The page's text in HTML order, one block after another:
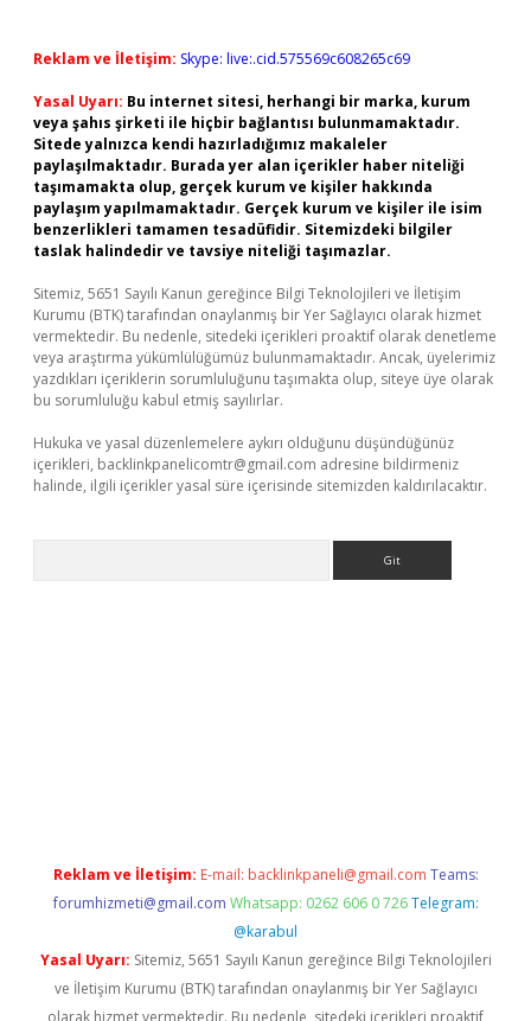
Reklam ve İletişim: Skype: live:.cid.575569c608265c69
Yasal Uyarı: Bu internet sitesi, herhangi bir marka, kurum
veya şahıs şirketi ile hiçbir bağlantısı bulunmamaktadır.
Sitede yalnızca kendi hazırladığımız makaleler
paylaşılmaktadır. Burada yer alan içerikler haber niteliği
taşımamakta olup, gerçek kurum ve kişiler hakkında
paylaşım yapılmamaktadır. Gerçek kurum ve kişiler ile isim
benzerlikleri tamamen tesadüfidir. Sitemizdeki bilgiler
taslak halindedir ve tavsiye niteliği taşımazlar.
Sitemiz, 5651 Sayılı Kanun gereğince Bilgi Teknolojileri ve İletişim
Kurumu (BTK) tarafından onaylanmış bir Yer Sağlayıcı olarak hizmet
vermektedir. Bu nedenle, sitedeki içerikleri proaktif olarak denetleme
veya araştırma yükümlülüğümüz bulunmamaktadır. Ancak, üyelerimiz
yazdıkları içeriklerin sorumluluğunu taşımakta olup, siteye üye olarak
bu sorumluluğu kabul etmiş sayılırlar.
Hukuka ve yasal düzenlemelere aykırı olduğunu düşündüğünüz
içerikleri, backlinkpanelicomtr@gmail.com adresine bildirmeniz
halinde, ilgili içerikler yasal süre içerisinde sitemizden kaldırılacaktır.
Reklam ve İletişim: E-mail: backlinkpaneli@gmail.com Teams:
forumhizmeti@gmail.com Whatsapp: 0262 606 0 726 Telegram:
@karabul
Yasal Uyarı: Sitemiz, 5651 Sayılı Kanun gereğince Bilgi Teknolojileri
ve İletişim Kurumu (BTK) tarafından onaylanmış bir Yer Sağlayıcı
olarak hizmet vermektedir. Bu nedenle, sitedeki içerikleri proaktif